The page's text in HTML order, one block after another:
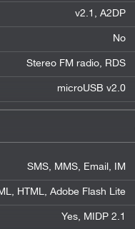
v2.1, A2DP
No
Stereo FM radio, RDS
microUSB v2.0
SMS, MMS, Email, IM
HTML, Adobe Flash Lite
Yes, MIDP 2.1